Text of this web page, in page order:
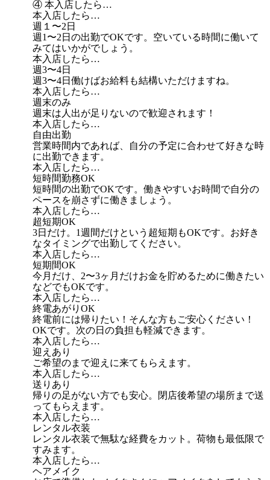
④ 本入店したら…
本入店したら…
週１〜2日
週1〜2日の出勤でOKです。空いている時間に働いて
みてはいかがでしょう。
本入店したら…
週3〜4日
週3〜4日働けばお給料も結構いただけますね。
本入店したら…
週末のみ
週末は人出が足りないので歓迎されます！
本入店したら…
自由出勤
営業時間内であれば、自分の予定に合わせて好きな時
に出勤できます。
本入店したら…
短時間勤務OK
短時間の出勤でOKです。働きやすいお時間で自分の
ペースを崩さずに働きましょう。
本入店したら…
超短期OK
3日だけ。1週間だけという超短期もOKです。お好き
なタイミングで出勤してください。
本入店したら…
短期間OK
今月だけ、2〜3ヶ月だけお金を貯めるために働きたい
などでもOKです。
本入店したら…
終電あがりOK
終電前には帰りたい！そんな方もご安心ください！
OKです。次の日の負担も軽減できます。
本入店したら…
迎えあり
ご希望のまで迎えに来てもらえます。
本入店したら…
送りあり
帰りの足がない方でも安心。閉店後希望の場所まで送
ってもらえます。
本入店したら…
レンタル衣装
レンタル衣装で無駄な経費をカット。荷物も最低限で
すみます。
本入店したら…
ヘアメイク